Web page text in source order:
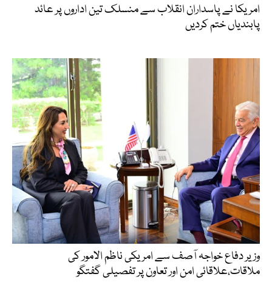
امریکا نے پاسداران انقلاب سے منسلک تین اداروں پر عائد
پابندیاں ختم کردیں
وزیر دفاع خواجہ آصف سے امریکی ناظم الامور کی
ملاقات،علاقائی امن اور تعاون پر تفصیلی گفتگو